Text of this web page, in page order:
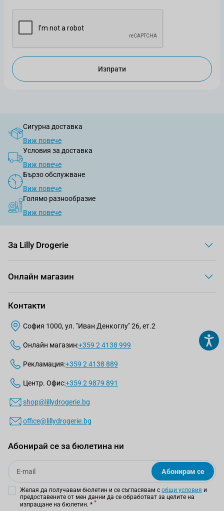
Изпрати
Сигурна доставка
Виж повече
Условия за доставка
Виж повече
Бързо обслужване
Виж повече
Голямо разнообразие
Виж повече
За Lilly Drogerie
Онлайн магазин
Контакти
София 1000, ул. "Иван Денкоглу" 26, ет.2
Онлайн магазин:+359 2 4138 999
Рекламация:+359 2 4138 889
Центр. Офис:+359 2 9879 891
shop@lillydrogerie.bg
office@lillydrogerie.bg
Абонирай се за бюлетина ни
Email
Абонирам се
Желая да получавам бюлетин и се съгласявам с общи условия и
предоставените от мен данни да се обработват за целите на
изпращане на бюлетин. *